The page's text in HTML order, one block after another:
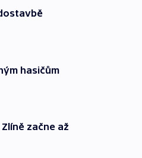
hasičům
začne až